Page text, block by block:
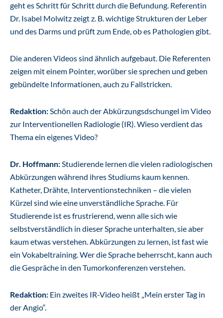
geht es Schritt für Schritt durch die Befundung. Referentin
Dr. Isabel Molwitz zeigt z. B. wichtige Strukturen der Leber
und des Darms und prüft zum Ende, ob es Pathologien gibt.
Die anderen Videos sind ähnlich aufgebaut. Die Referenten
zeigen mit einem Pointer, worüber sie sprechen und geben
gebündelte Informationen, auch zu Fallstricken.
Redaktion:Schön auch der Abkürzungsdschungel im Video
zur Interventionellen Radiologie (IR). Wieso verdient das
Thema ein eigenes Video?
Dr. Hoffmann:Studierende lernen die vielen radiologischen
Abkürzungen während ihres Studiums kaum kennen.
Katheter, Drähte, Interventionstechniken – die vielen
Kürzel sind wie eine unverständliche Sprache. Für
Studierende ist es frustrierend, wenn alle sich wie
selbstverständlich in dieser Sprache unterhalten, sie aber
kaum etwas verstehen. Abkürzungen zu lernen, ist fast wie
ein Vokabeltraining. Wer die Sprache beherrscht, kann auch
die Gespräche in den Tumorkonferenzen verstehen.
Redaktion: Ein zweites IR-Video heißt „Mein erster Tag in
der Angio“.